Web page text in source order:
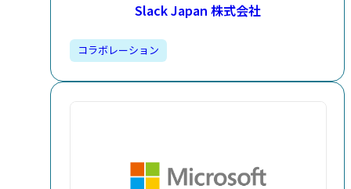
Slack Japan 株式会社
コラボレーション